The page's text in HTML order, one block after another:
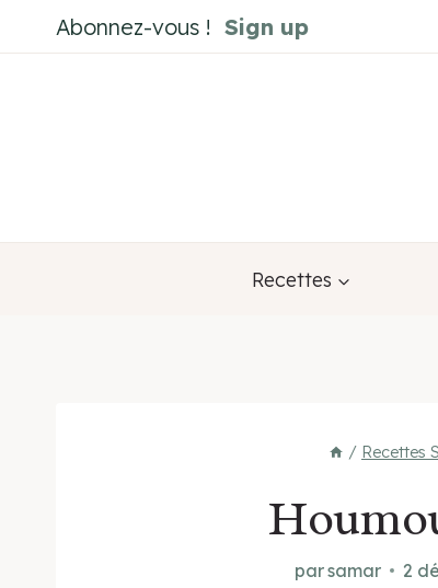
au
Abonnez-vous ! Sign up
Recettes
/ Recettes
parsamar 2